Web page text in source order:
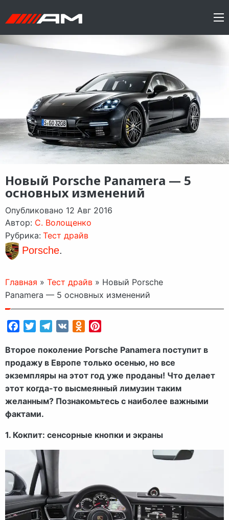
Новый Porsche Panamera — 5
основных изменений
Опубликовано 12 Авг 2016
Автор: C. Волощенко
Рубрика: Тест драйв
Porsche.
Главная » Тест драйв » Новый Porsche
Panamera — 5 основных изменений
FacebookTwitterTelegram
VK Odnoklassniki
Второе поколение Porsche Panamera поступит в
продажу в Европе только осенью, но все
экземпляры на этот год уже проданы! Что делает
этот когда-то высмеянный лимузин таким
желанным? Познакомьтесь с наиболее важными
фактами.
1. Кокпит: сенсорные кнопки и экраны